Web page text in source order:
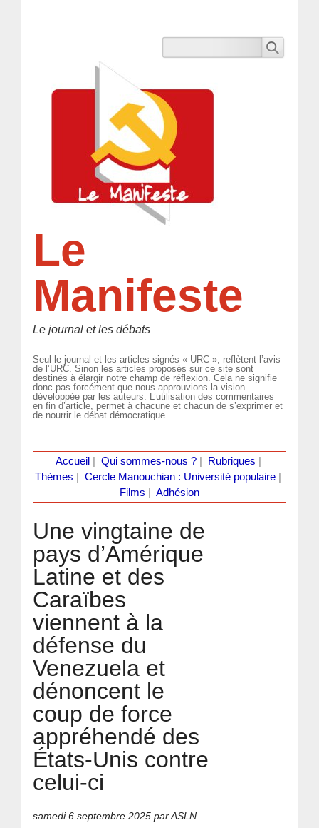
Le
Manifeste
Le journal et les débats
Seul le journal et les articles signés « URC », reflètent l’avis
de l’URC. Sinon les articles proposés sur ce site sont
destinés à élargir notre champ de réflexion. Cela ne signifie
donc pas forcément que nous approuvions la vision
développée par les auteurs. L’utilisation des commentaires
en fin d’article, permet à chacune et chacun de s’exprimer et
de nourrir le débat démocratique.
Accueil Qui sommes-nous ?| Rubriques
Thèmes
Cercle Manouchian : Université populaire
Films
Adhésion
Une vingtaine de
pays d’Amérique
Latine et des
Caraïbes
viennent à la
défense du
Venezuela et
dénoncent le
coup de force
appréhendé des
États-Unis contre
celui-ci
samedi 6 septembre 2025 par ASLN